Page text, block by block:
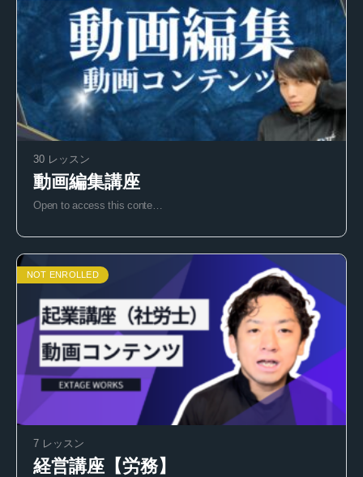
30 レッスン
動画編集講座
Open to access this conte…
NOT ENROLLED
7 レッスン
経営講座【労務】